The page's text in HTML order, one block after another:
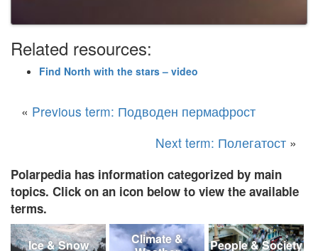
Related resources:
Find North with the stars – video
« Previous term: Подводен пермафрост
Next term: Полегатост »
Polarpedia has information categorized by main
topics. Click on an icon below to view the available
terms.
Ice & Snow
Climate &
People & Society